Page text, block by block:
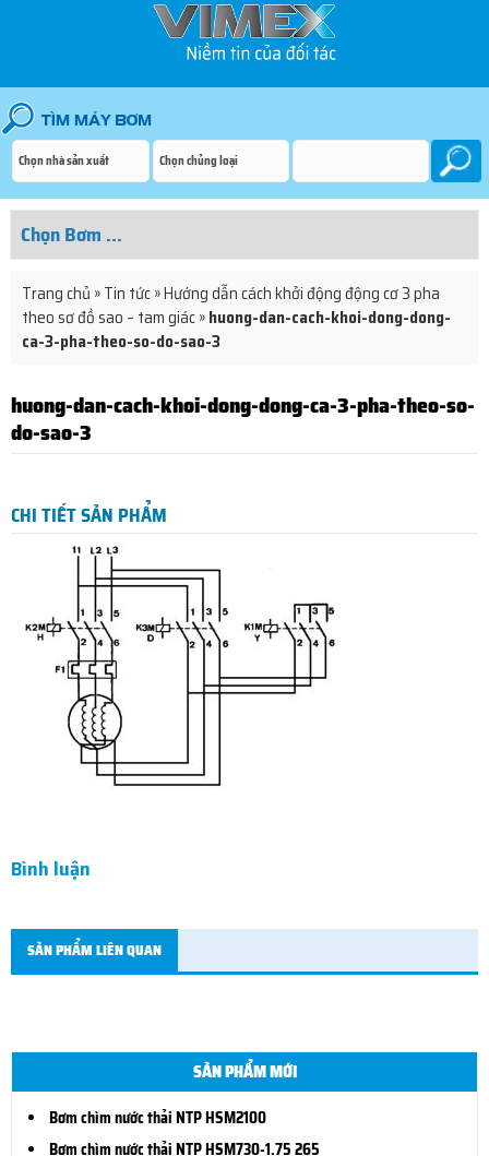
Trang chủ »Tin tức»Hướng dẫn cách khởi động động cơ 3 pha
theo sơ đồ sao – tam giác»huong-dan-cach-khoi-dong-dong-
ca-3-pha-theo-so-do-sao-3
huong-dan-cach-khoi-dong-dong-ca-3-pha-theo-so-
do-sao-3
CHI TIẾT SẢN PHẨM
Bình luận
SẢN PHẨM LIÊN QUAN
SẢN PHẨM MỚI
Bơm chìm nước thải NTP HSM2100
Bơm chìm nước thải NTP HSM730-1.75 265